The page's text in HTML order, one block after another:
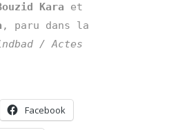
Kara
, paru dans la
/ Actes
Facebook